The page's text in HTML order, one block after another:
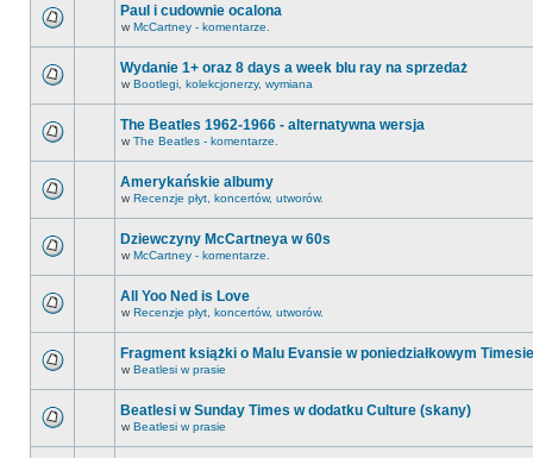
Paul i cudownie ocalona
w McCartney - komentarze.
Wydanie 1+ oraz 8 days a week blu ray na sprzedaż
w Bootlegi, kolekcjonerzy, wymiana
The Beatles 1962-1966 - alternatywna wersja
w The Beatles - komentarze.
Amerykańskie albumy
w Recenzje płyt, koncertów, utworów.
Dziewczyny McCartneya w 60s
w McCartney - komentarze.
All Yoo Ned is Love
w Recenzje płyt, koncertów, utworów.
Fragment książki o Malu Evansie w poniedziałkowym Timesie
w Beatlesi w prasie
Beatlesi w Sunday Times w dodatku Culture (skany)
w Beatlesi w prasie